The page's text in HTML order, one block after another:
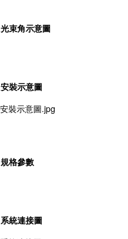
光束角示意圖
安裝示意圖
規格參數
系統連接圖